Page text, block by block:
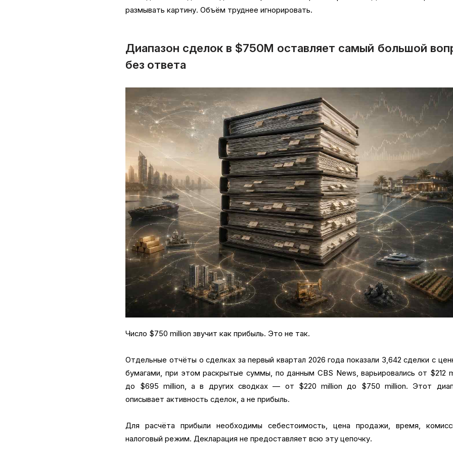
размывать картину. Объём труднее игнорировать.
Диапазон сделок в $750M оставляет самый большой
без ответа
Число $750 million звучит как прибыль. Это не так.
Отдельные отчёты о сделках за первый квартал 2026 года показали 3,642 сделки с
бумагами, при этом раскрытые суммы, по данным CBS News, варьировались от $212
до $695 million, а в других сводках — от $220 million до $750 million. Этот
описывает активность сделок, а не прибыль.
Для расчёта прибыли необходимы себестоимость, цена продажи, время,
налоговый режим. Декларация не предоставляет всю эту цепочку.